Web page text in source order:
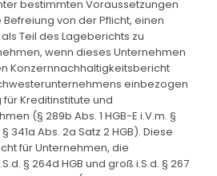
bestimmten Voraussetzungen
von der Pflicht, einen
Teil des Lageberichts zu
wenn dieses Unternehmen
Konzernnachhaltigkeitsbericht
einbezogen
Kreditinstitute und
(§ 289b Abs. 1 HGB-E i.V.m. §
341a Abs. 2a Satz 2 HGB). Diese
für Unternehmen, die
§ 264d HGB und groß i.S.d. § 267